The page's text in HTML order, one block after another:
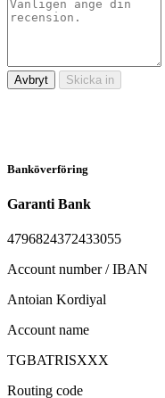
Avbryt Skicka in
Banköverföring
Garanti Bank
4796824372433055
Account number / IBAN
Antoian Kordiyal
Account name
TGBATRISXXX
Routing code